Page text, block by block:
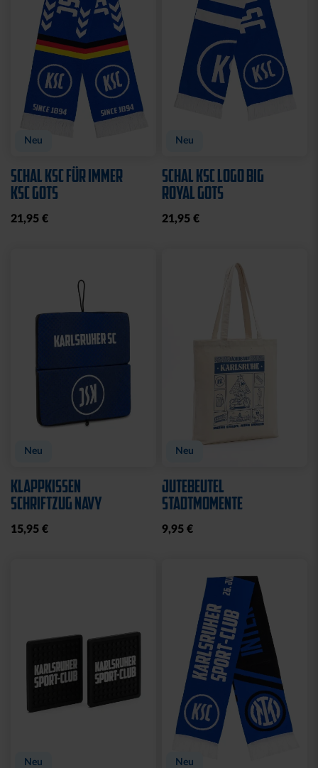
Neu
SCHAL KSC FÜR IMMER
KSC GOTS
21,95 €
Neu
SCHAL KSC LOGO BIG
ROYAL GOTS
21,95 €
Neu
KLAPPKISSEN
SCHRIFTZUG NAVY
15,95 €
Neu
JUTEBEUTEL
STADTMOMENTE
9,95 €
Neu Neu